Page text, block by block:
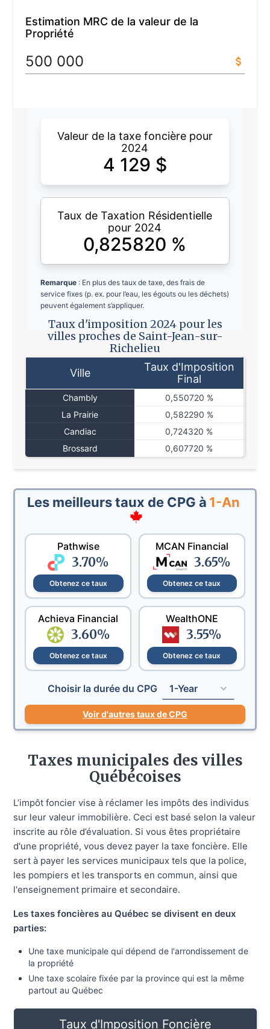
Estimation MRC de la valeur de la
Propriété
Valeur de la taxe foncière pour
2024
4 129 $
Taux de Taxation Résidentielle
pour 2024
0,825820 %
Remarque : En plus des taux de taxe, des frais de
service fixes (p. ex. pour l’eau, les égouts ou les déchets)
peuvent également s’appliquer.
Taux d'imposition 2024 pour les
villes proches de Saint-Jean-sur-
Richelieu
Ville
Taux d'Imposition
Final
Chambly
0,550720 %
La Prairie
0,582290 %
Candiac
0,724320 %
Brossard
0,607720 %
Les meilleurs taux de CPG à 1-An
Pathwise
3.70%
Obtenez ce taux
MCAN Financial
3.65%
Obtenez ce taux
Achieva Financial
3.60%
Obtenez ce taux
WealthONE
3.55%
Obtenez ce taux
Choisir la durée du CPG 1-Year
Voir d'autres taux de CPG
Taxes municipales des villes
Québécoises
L’impôt foncier vise à réclamer les impôts des individus
sur leur valeur immobilière. Ceci est basé selon la valeur
inscrite au rôle d’évaluation. Si vous êtes propriétaire
d'une propriété, vous devez payer la taxe foncière. Elle
sert à payer les services municipaux tels que la police,
les pompiers et les transports en commun, ainsi que
l'enseignement primaire et secondaire.
Les taxes foncières au Québec se divisent en deux
parties:
Une taxe municipale qui dépend de l'arrondissement de
la propriété
Une taxe scolaire fixée par la province qui est la même
partout au Québec
Taux d'Imposition Foncière